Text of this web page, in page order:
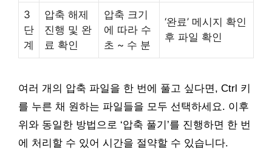
3
단
계
압축 해제
진행 및 완
료 확인
압축 크기
에 따라 수
초 ~ 수 분
‘완료’ 메시지 확인
후 파일 확인
여러 개의 압축 파일을 한 번에 풀고 싶다면, Ctrl 키
를 누른 채 원하는 파일들을 모두 선택하세요. 이후
위와 동일한 방법으로 ‘압축 풀기’를 진행하면 한 번
에 처리할 수 있어 시간을 절약할 수 있습니다.